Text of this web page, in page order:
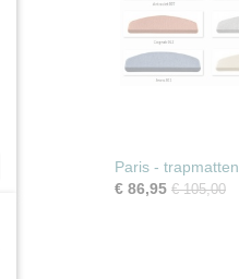
Paris - trapmatten
€ 86,95 € 105,00